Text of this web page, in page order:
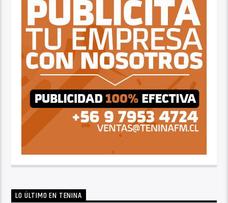
LO ÚLTIMO EN TENINA